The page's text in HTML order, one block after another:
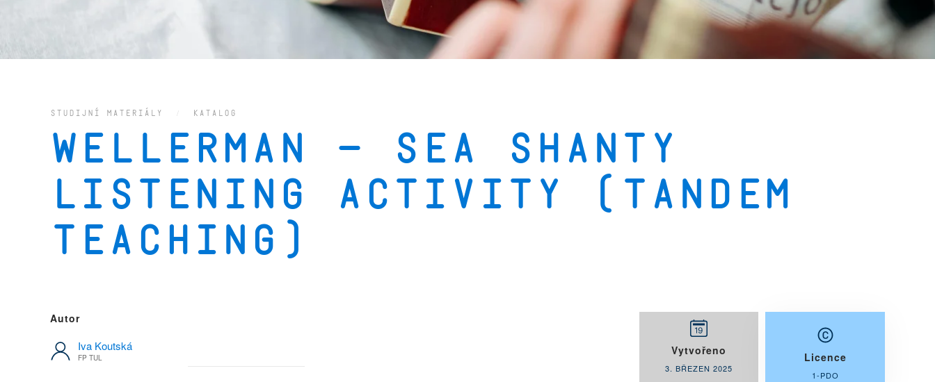
STUDIJNÍ MATERIÁLY KATALOG
Wellerman – Sea Shanty
Listening Activity (Tandem
Teaching)
Autor
Iva Koutská
FP TUL
Vytvořeno
3. BŘEZEN 2025
Licence
1-PDO